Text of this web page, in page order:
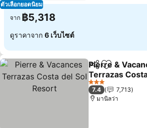
ตัวเลือกยอดนิยม
จาก ฿5,318
ดูราคาจาก 6 เว็บไซต์
แชร์ เพิ่มในราย
Pierre &
Terrazas
Resort
3 ดาว
7.4
7,713
มานิลว่า